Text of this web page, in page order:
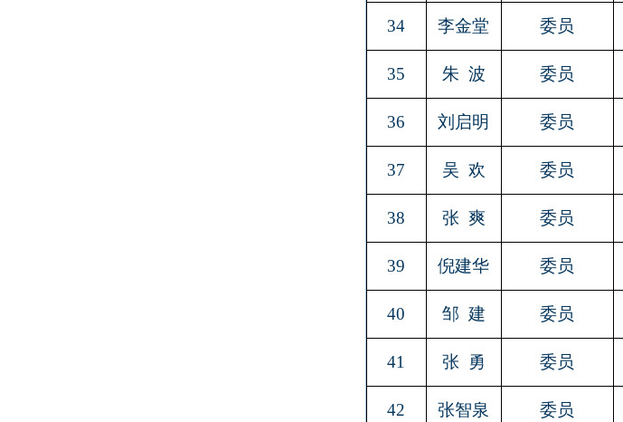
34
李金堂 委员
35 朱 波 委员
36
刘启明 委员
37
吴 欢 委员
38 张 爽 委员
39 倪建华 委员
40 邹 建 委员
41 张 勇 委员
42 张智泉 委员